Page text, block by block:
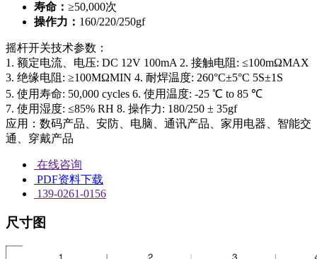
寿命： ≥50,000次
操作力： 160/220/250gf
摇杆开关技术参数：
1. 额定电流、电压: DC 12V 100mA 2. 接触电阻: ≤100mΩMAX
3. 绝缘电阻: ≥100MΩMIN 4. 耐焊温度: 260°C±5°C 5S±1S
5. 使用寿命: 50,000 cycles 6. 使用温度: -25 ℃ to 85 ℃
7. 使用湿度: ≤85% RH 8. 操作力: 180/250 ± 35gf
应用：数码产品、安防、电脑、通讯产品、家用电器、智能交
通、穿戴产品
在线咨询
PDF资料下载
139-0261-0156
尺寸图